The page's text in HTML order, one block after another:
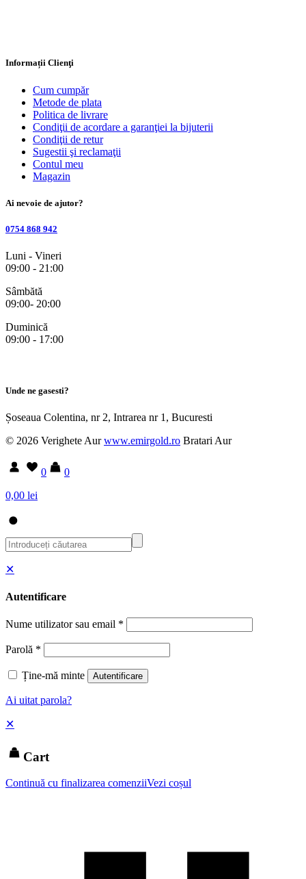
Informații Clienţi
Cum cumpăr
Metode de plata
Politica de livrare
Condiţii de acordare a garanţiei la bijuterii
Condiţii de retur
Sugestii şi reclamaţii
Contul meu
Magazin
Ai nevoie de ajutor?
0754 868 942
Luni - Vineri
09:00 - 21:00
Sâmbătă
09:00- 20:00
Duminică
09:00 - 17:00
Unde ne gasesti?
Șoseaua Colentina, nr 2, Intrarea nr 1, Bucuresti
© 2026 Verighete Aurwww.emirgold.ro Bratari Aur
0
0
0,00 lei
✕
Autentificare
Nume utilizator sau email *
Parolă *
Ține-mă minte Autentificare
Ai uitat parola?
✕
Cart
Continuă cu finalizarea comenziiVezi coșul